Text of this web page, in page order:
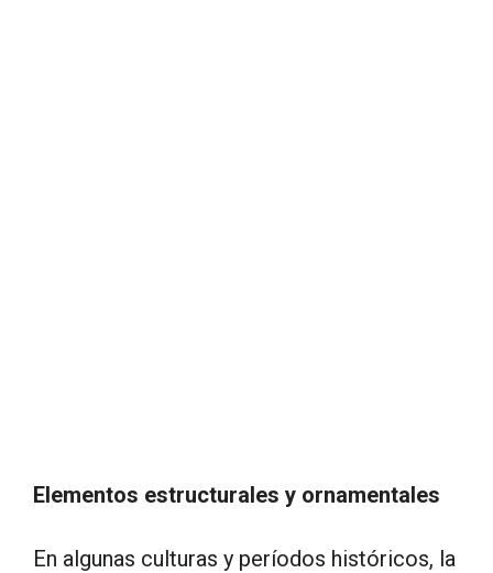
Elementos estructurales y ornamentales
En algunas culturas y períodos históricos, la